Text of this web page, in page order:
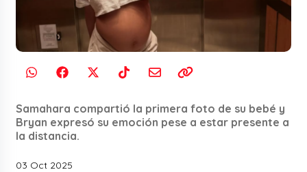
Samahara compartió la primera foto de su bebé y
Bryan expresó su emoción pese a estar presente a
la distancia.
03 Oct 2025